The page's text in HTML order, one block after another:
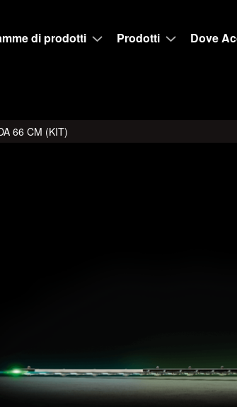
di prodotti Prodotti Dove
66 CM (KIT)